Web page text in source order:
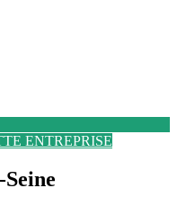
ENTREPRISE